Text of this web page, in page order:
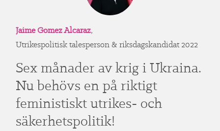
Jaime Gomez Alcaraz,
Utrikespolitisk talesperson & riksdagskandidat 2022
Sex månader av krig i Ukraina.
Nu behövs en på riktigt
feministiskt utrikes- och
säkerhetspolitik!